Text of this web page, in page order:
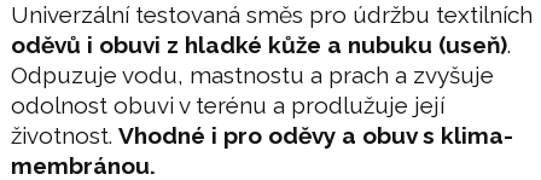
Univerzální testovaná směs pro údržbu textilních
oděvů i obuvi z hladké kůže a nubuku (useň).
Odpuzuje vodu, mastnostu a prach a zvyšuje
odolnost obuvi v terénu a prodlužuje její
životnost. Vhodné i pro oděvy a obuv s klima-
membránou.